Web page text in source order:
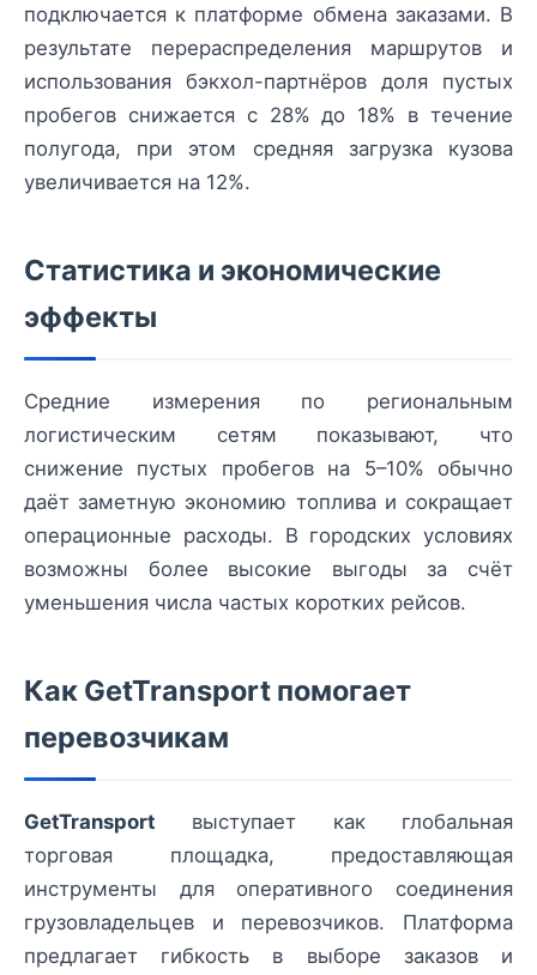
подключается к платформе обмена заказами. В
результате перераспределения маршрутов и
использования бэкхол-партнёров доля пустых
пробегов снижается с 28% до 18% в течение
полугода, при этом средняя загрузка кузова
увеличивается на 12%.
Статистика и экономические
эффекты
Средние измерения по региональным
логистическим сетям показывают, что
снижение пустых пробегов на 5–10% обычно
даёт заметную экономию топлива и сокращает
операционные расходы. В городских условиях
возможны более высокие выгоды за счёт
уменьшения числа частых коротких рейсов.
Как GetTransport помогает
перевозчикам
GetTransport выступает как глобальная
торговая площадка, предоставляющая
инструменты для оперативного соединения
грузовладельцев и перевозчиков. Платформа
предлагает гибкость в выборе заказов и